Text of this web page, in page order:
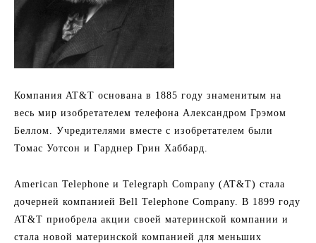
Компания AT&T основана в 1885 году знаменитым на
весь мир изобретателем телефона Александром Грэмом
Беллом. Учредителями вместе с изобретателем были
Томас Уотсон и Гарднер Грин Хаббард.
American Telephone и Telegraph Company (AT&T) стала
дочерней компанией Bell Telephone Company. В 1899 году
AT&T приобрела акции своей материнской компании и
стала новой материнской компанией для меньших